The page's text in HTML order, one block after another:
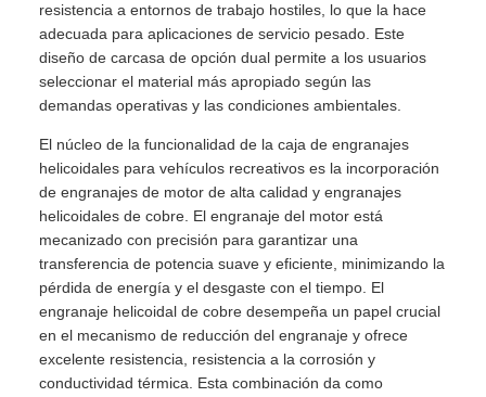
resistencia a entornos de trabajo hostiles, lo que la hace
adecuada para aplicaciones de servicio pesado. Este
diseño de carcasa de opción dual permite a los usuarios
seleccionar el material más apropiado según las
demandas operativas y las condiciones ambientales.
El núcleo de la funcionalidad de la caja de engranajes
helicoidales para vehículos recreativos es la incorporación
de engranajes de motor de alta calidad y engranajes
helicoidales de cobre. El engranaje del motor está
mecanizado con precisión para garantizar una
transferencia de potencia suave y eficiente, minimizando la
pérdida de energía y el desgaste con el tiempo. El
engranaje helicoidal de cobre desempeña un papel crucial
en el mecanismo de reducción del engranaje y ofrece
excelente resistencia, resistencia a la corrosión y
conductividad térmica. Esta combinación da como